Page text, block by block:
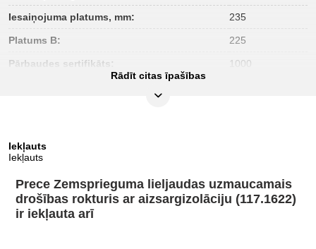
Iesaiņojuma platums, mm: 235
Platums B: 225
Pārbaudes sertifikāts: 1000
Rādīt citas īpašības
Iekļauts
Iekļauts
Prece Zemsprieguma lieljaudas uzmaucamais
drošības rokturis ar aizsargizolāciju (117.1622)
ir iekļauta arī